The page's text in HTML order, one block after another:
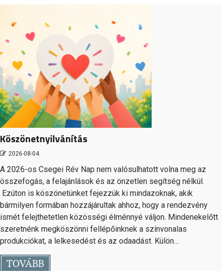
Köszönetnyilvánítás
2026-08-04
A 2026-os Csegei Rév Nap nem valósulhatott volna meg az
összefogás, a felajánlások és az önzetlen segítség nélkül.
Ezúton is köszönetünket fejezzük ki mindazoknak, akik
bármilyen formában hozzájárultak ahhoz, hogy a rendezvény
ismét felejthetetlen közösségi élménnyé váljon. Mindenekelőtt
szeretnénk megköszönni fellépőinknek a színvonalas
produkciókat, a lelkesedést és az odaadást. Külön…
TOVÁBB